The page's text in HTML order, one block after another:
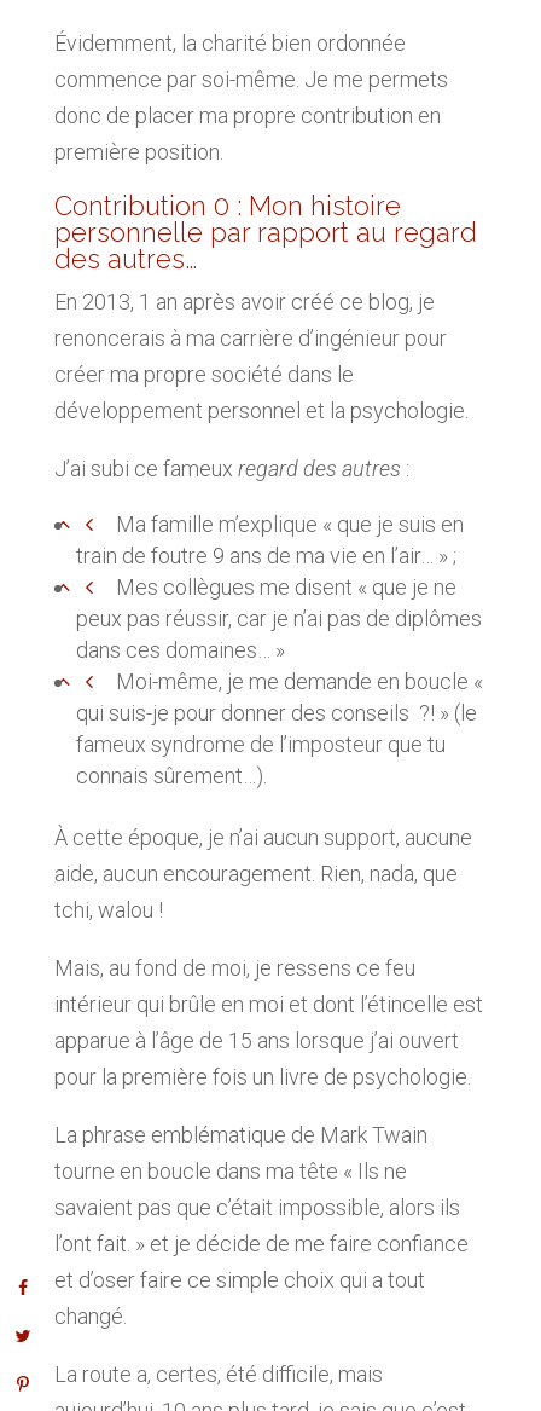
Évidemment, la charité bien ordonnée
commence par soi-même. Je me permets
donc de placer ma propre contribution en
première position.
Contribution 0 : Mon histoire
personnelle par rapport au regard
des autres…
En 2013, 1 an après avoir créé ce blog, je
renoncerais à ma carrière d’ingénieur pour
créer ma propre société dans le
développement personnel et la psychologie.
J’ai subi ce fameux regard des autres :
Ma famille m’explique « que je suis en
train de foutre 9 ans de ma vie en l’air… » ;
Mes collègues me disent « que je ne
peux pas réussir, car je n’ai pas de diplômes
dans ces domaines… »
Moi-même, je me demande en boucle «
qui suis-je pour donner des conseils ?! » (le
fameux syndrome de l’imposteur que tu
connais sûrement…).
À cette époque, je n’ai aucun support, aucune
aide, aucun encouragement. Rien, nada, que
tchi, walou !
Mais, au fond de moi, je ressens ce feu
intérieur qui brûle en moi et dont l’étincelle est
apparue à l’âge de 15 ans lorsque j’ai ouvert
pour la première fois un livre de psychologie.
La phrase emblématique de Mark Twain
tourne en boucle dans ma tête « Ils ne
savaient pas que c’était impossible, alors ils
l’ont fait. » et je décide de me faire confiance
et d’oser faire ce simple choix qui a tout
changé.
La route a, certes, été difficile, mais